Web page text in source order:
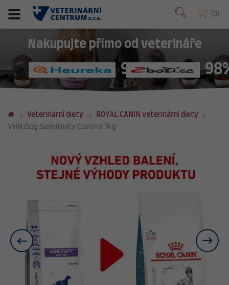
0
Nakupujte přímo od veterináře
98%
Veterinární diety
ROYAL CANIN veterinární diety
VHN Dog Sensitivity Control 7kg